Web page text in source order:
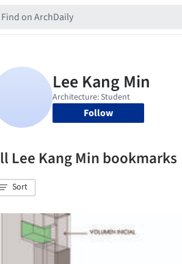
Follow
Lee Kang Min bookmarks
Sort